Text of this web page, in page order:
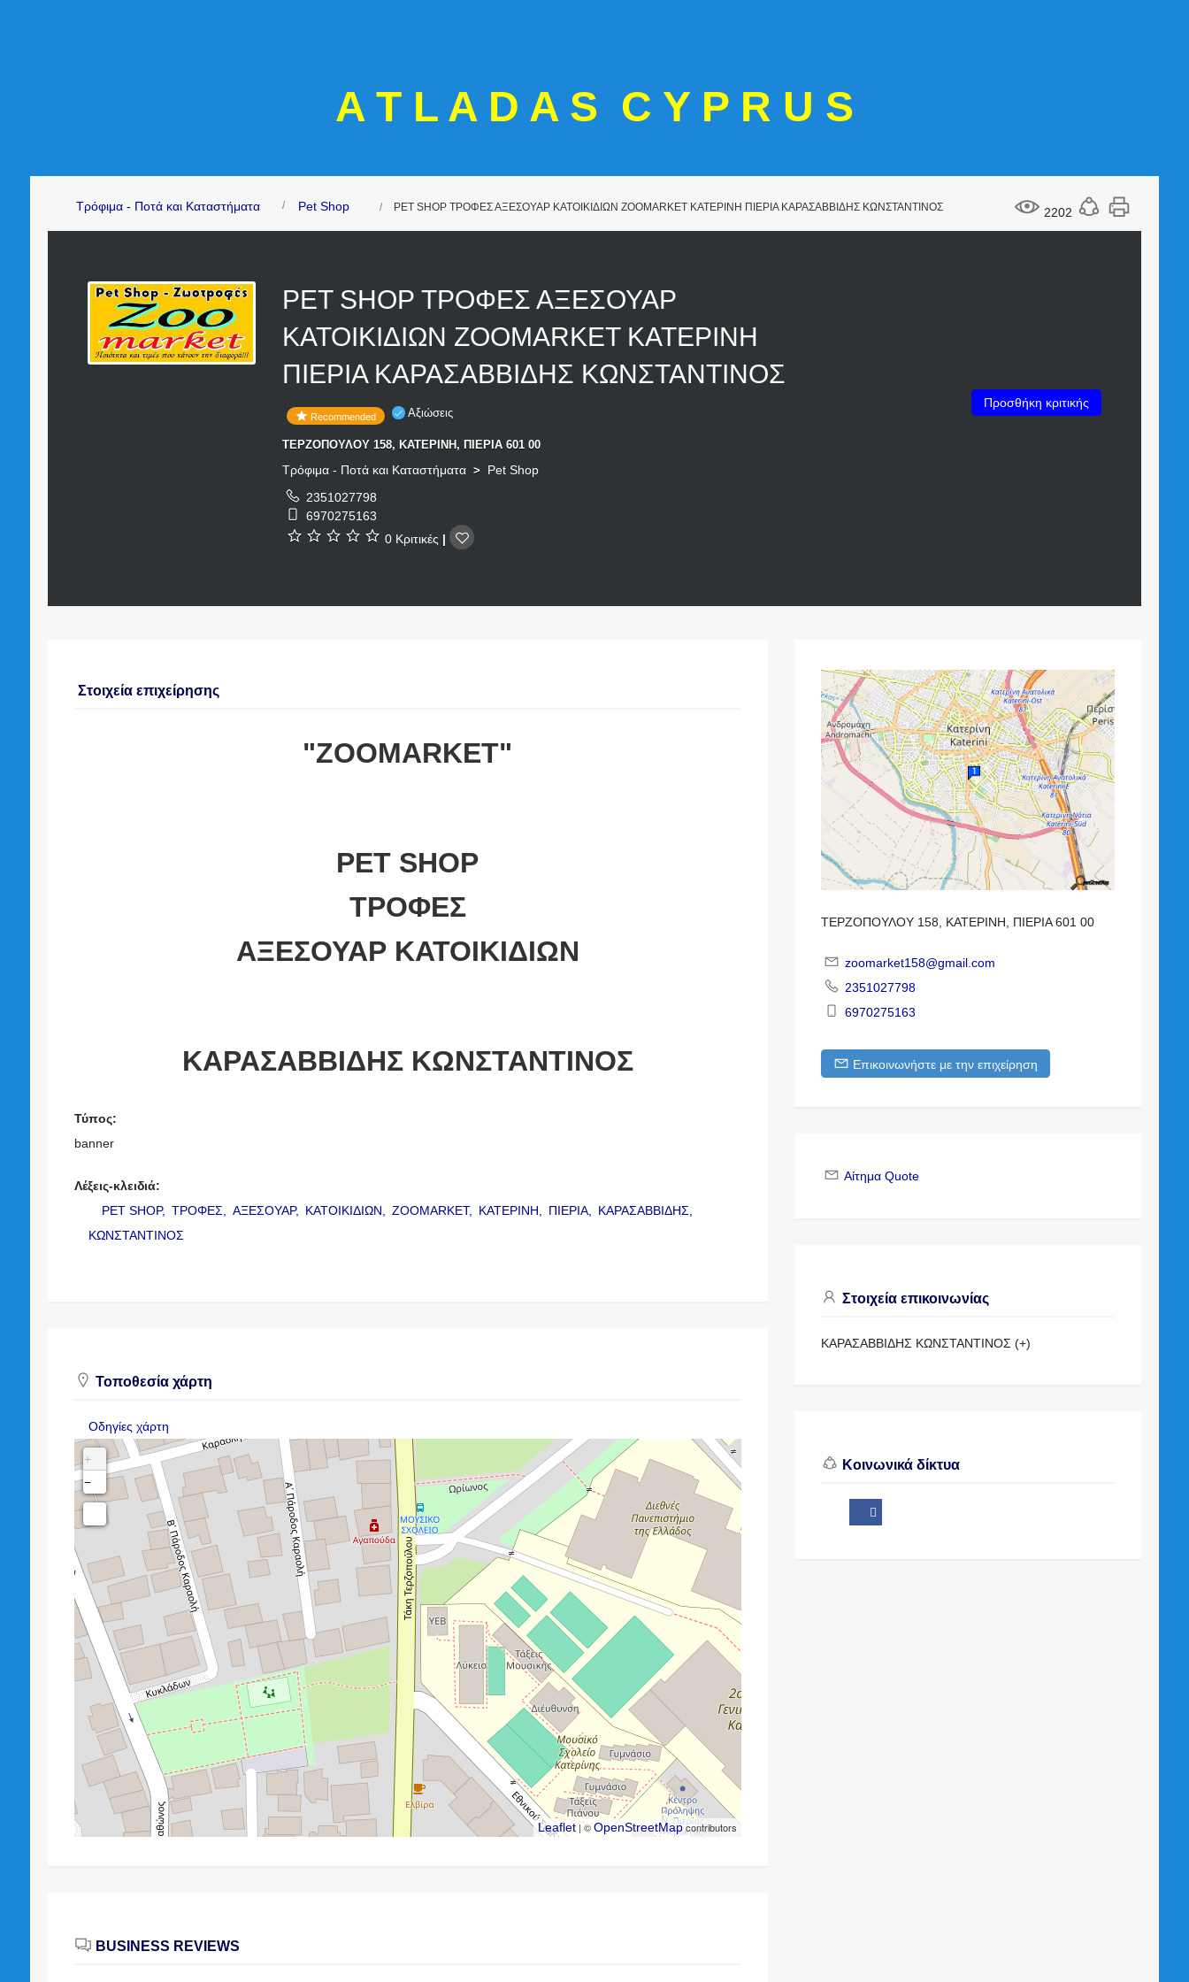
A T L A D A S C Y P R U S
2202
Τρόφιμα - Ποτά και Καταστήματα Pet Shop PET SHOP ΤΡΟΦΕΣ ΑΞΕΣΟΥΑΡ ΚΑΤΟΙΚΙΔΙΩΝ ZOOMARKET ΚΑΤΕΡΙΝΗ ΠΙΕΡΙΑ ΚΑΡΑΣΑΒΒΙΔΗΣ ΚΩΝΣΤΑΝΤΙΝΟΣ
PET SHOP ΤΡΟΦΕΣ ΑΞΕΣΟΥΑΡ
ΚΑΤΟΙΚΙΔΙΩΝ ZOOMARKET ΚΑΤΕΡΙΝΗ
ΠΙΕΡΙΑ ΚΑΡΑΣΑΒΒΙΔΗΣ ΚΩΝΣΤΑΝΤΙΝΟΣ
Recommended Αξιώσεις
ΤΕΡΖΟΠΟΥΛΟΥ 158, ΚΑΤΕΡΙΝΗ, ΠΙΕΡΙΑ 601 00
Τρόφιμα - Ποτά και Καταστήματα > Pet Shop
2351027798
6970275163
0 Κριτικές |
Προσθήκη κριτικής
Στοιχεία επιχείρησης
"ZOOMARKET"
PET SHOP
ΤΡΟΦΕΣ
ΑΞΕΣΟΥΑΡ ΚΑΤΟΙΚΙΔΙΩΝ
ΚΑΡΑΣΑΒΒΙΔΗΣ ΚΩΝΣΤΑΝΤΙΝΟΣ
Τύπος:
banner
Λέξεις-κλειδιά:
PET SHOP, ΤΡΟΦΕΣ, ΑΞΕΣΟΥΑΡ, ΚΑΤΟΙΚΙΔΙΩΝ, ZOOMARKET, ΚΑΤΕΡΙΝΗ, ΠΙΕΡΙΑ,
ΚΑΡΑΣΑΒΒΙΔΗΣ,
ΚΩΝΣΤΑΝΤΙΝΟΣ
Τοποθεσία χάρτη
Οδηγίες χάρτη
+
−
Leaflet| ©OpenStreetMapcontributors
BUSINESS REVIEWS
ΤΕΡΖΟΠΟΥΛΟΥ 158, ΚΑΤΕΡΙΝΗ, ΠΙΕΡΙΑ 601 00
zoomarket158@gmail.com
2351027798
6970275163
Επικοινωνήστε με την επιχείρηση
Αίτημα Quote
Στοιχεία επικοινωνίας
ΚΑΡΑΣΑΒΒΙΔΗΣ ΚΩΝΣΤΑΝΤΙΝΟΣ (+)
Κοινωνικά δίκτυα